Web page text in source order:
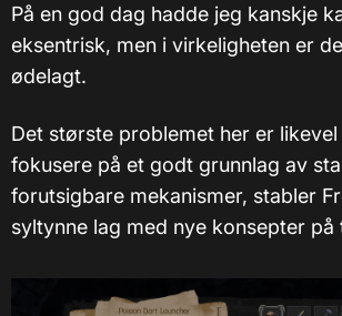
På en god dag hadde jeg kanskje
eksentrisk, men i virkeligheten er
ødelagt.
Det største problemet her er
fokusere på et godt grunnlag av
forutsigbare mekanismer, stabler
syltynne lag med nye konsepter på